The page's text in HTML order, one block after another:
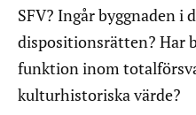
SFV? Ingår byggnaden i
dispositionsrätten? Har
funktion inom
kulturhistoriska värde?